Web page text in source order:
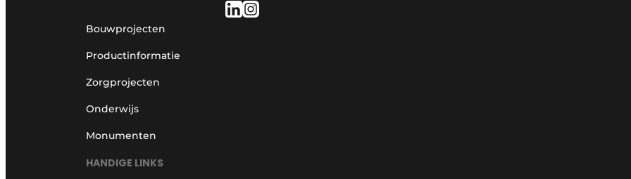
Bouwprojecten
Productinformatie
Zorgprojecten
Onderwijs
Monumenten
HANDIGE LINKS